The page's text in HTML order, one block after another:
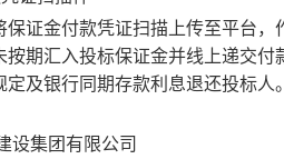
保证金付款凭证扫描上传至平台
按期汇入投标保证金并线上递交
定及银行同期存款利息退还投标
设集团有限公司